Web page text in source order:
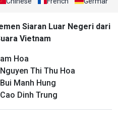
Siaran Luar Negeri dari
Vietnam
Hoa
Nguyen Thi Thu Hoa
Bui Manh Hung
Cao Dinh Trung